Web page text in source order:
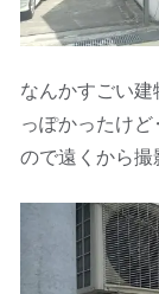
なんかすごい
っぽかったけ
ので遠くから撮